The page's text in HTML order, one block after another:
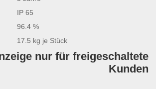
IP 65
96.4 %
17.5 kg je Stück
nur für freigeschaltete
Kunden